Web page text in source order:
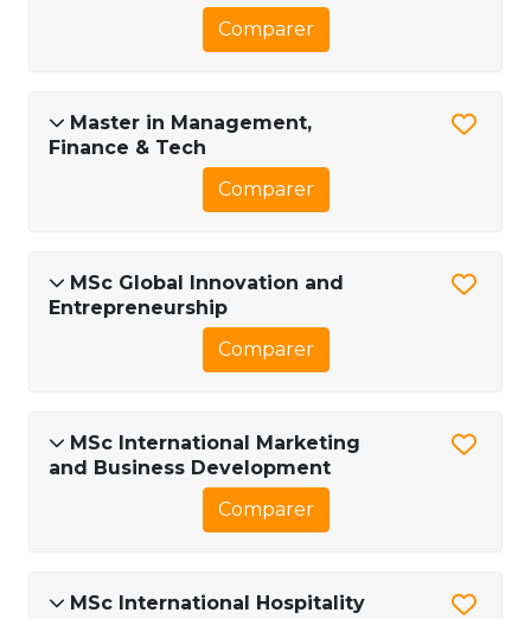
Comparer
Master in Management,
Finance & Tech
Comparer
MSc Global Innovation and
Entrepreneurship
Comparer
MSc International Marketing
and Business Development
Comparer
MSc International Hospitality